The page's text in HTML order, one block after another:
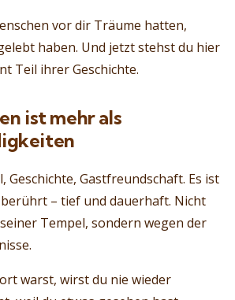
vor dir Träume hatten,
haben. Und jetzt stehst du hier
Teil ihrer Geschichte.
ist mehr als
Geschichte, Gastfreundschaft. Es ist
berührt – tief und dauerhaft. Nicht
Tempel, sondern wegen der
warst, wirst du nie wieder